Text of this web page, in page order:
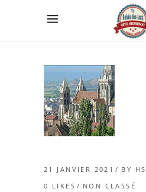
21 JANVIER 2021 BY
0 LIKES NON CLASSÉ